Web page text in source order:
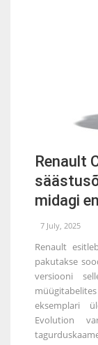
Renault
midagi
7 July, 2025
Renault
pakutakse
versiooni
eksemplari
Evolution